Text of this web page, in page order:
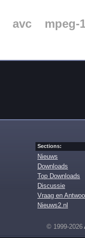
avc
mpeg-
Sections:
Nieuws
Downloads
Top Downloads
Discussie
Vraag en
Nieuws2.nl
© 1999-2026